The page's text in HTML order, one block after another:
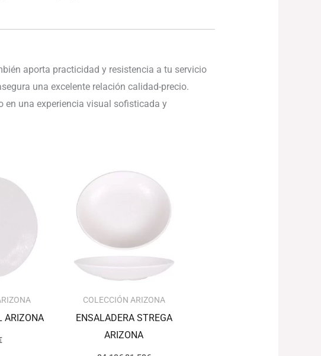
aporta practicidad y resistencia a tu servicio
una excelente relación calidad-precio.
en una experiencia visual sofisticada y
ARIZONA
COLECCIÓN ARIZONA
ENSALADERA STREGA
ARIZONA
El
precio
actual